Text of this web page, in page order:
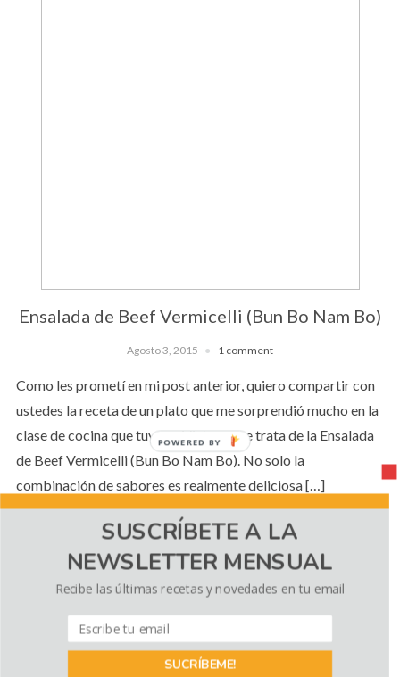
Ensalada de Beef Vermicelli (Bun Bo Nam Bo)
Agosto 3, 2015 1 comment
Como les prometí en mi post anterior, quiero compartir con
ustedes la receta de un plato que me sorprendió mucho en la
clase de cocina que tuve en Vietnam, se trata de la Ensalada
de Beef Vermicelli (Bun Bo Nam Bo). No solo la
combinación de sabores es realmente deliciosa […]
CONTINUE READING
Política de cookies
Utilizamos cookies propias y de terceros para
mejorar la experiencia de navegación, y ofrecer
SUSCRÍBETE A LA
NEWSLETTER MENSUAL
Recibe las últimas recetas y novedades en tu email
SUCRÍBEME!
POWERED BY